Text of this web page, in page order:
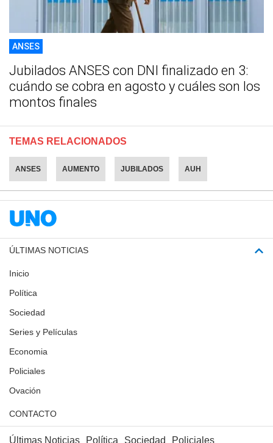
ANSES
Jubilados ANSES con DNI finalizado en 3:
cuándo se cobra en agosto y cuáles son los
montos finales
TEMAS RELACIONADOS
ANSES AUMENTO JUBILADOS AUH
ÚLTIMAS NOTICIAS
Inicio
Política
Sociedad
Series y Películas
Economia
Policiales
Ovación
CONTACTO
Últimas Noticias Política Sociedad Policiales